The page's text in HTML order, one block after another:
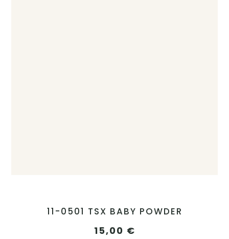
11-0501 TSX BABY POWDER
15,00 €